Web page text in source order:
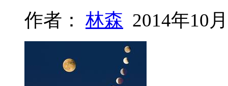
作者： 林森 2014年10